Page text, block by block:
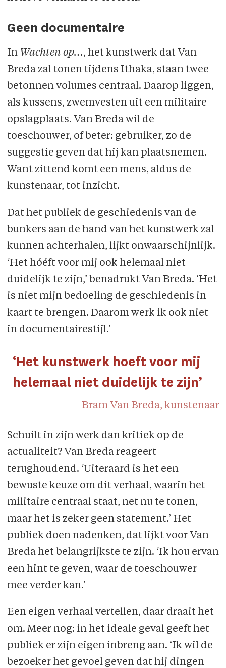
Geen documentaire
In Wachten op…, het kunstwerk dat Van
Breda zal tonen tijdens Ithaka, staan twee
betonnen volumes centraal. Daarop liggen,
als kussens, zwemvesten uit een militaire
opslagplaats. Van Breda wil de
toeschouwer, of beter: gebruiker, zo de
suggestie geven dat hij kan plaatsnemen.
Want zittend komt een mens, aldus de
kunstenaar, tot inzicht.
Dat het publiek de geschiedenis van de
bunkers aan de hand van het kunstwerk zal
kunnen achterhalen, lijkt onwaarschijnlijk.
‘Het hóéft voor mij ook helemaal niet
duidelijk te zijn,’ benadrukt Van Breda. ‘Het
is niet mijn bedoeling de geschiedenis in
kaart te brengen. Daarom werk ik ook niet
in documentairestijl.’
‘Het kunstwerk hoeft voor mij
helemaal niet duidelijk te zijn’
Bram Van Breda, kunstenaar
Schuilt in zijn werk dan kritiek op de
actualiteit? Van Breda reageert
terughoudend. ‘Uiteraard is het een
bewuste keuze om dit verhaal, waarin het
militaire centraal staat, net nu te tonen,
maar het is zeker geen statement.’ Het
publiek doen nadenken, dat lijkt voor Van
Breda het belangrijkste te zijn. ‘Ik hou ervan
een hint te geven, waar de toeschouwer
mee verder kan.’
Een eigen verhaal vertellen, daar draait het
om. Meer nog: in het ideale geval geeft het
publiek er zijn eigen inbreng aan. ‘Ik wil de
bezoeker het gevoel geven dat hij dingen